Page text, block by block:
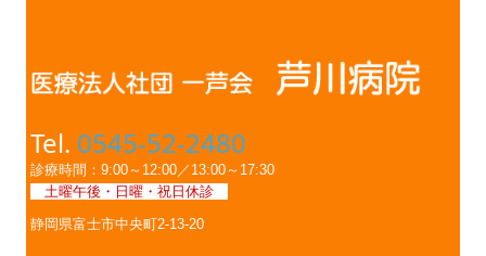
Tel. 0545-52-2480
診療時間：9:00～12:00／13:00～17:30
土曜午後・日曜・祝日休診
静岡県富士市中央町2-13-20